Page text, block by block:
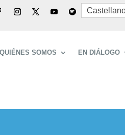
QUIÉNES SOMOS EN DIÁLOGO